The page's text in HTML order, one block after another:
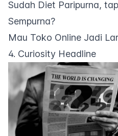
Sudah Diet Paripurna,
Sempurna?
Mau Toko Online Jadi
4. Curiosity Headline